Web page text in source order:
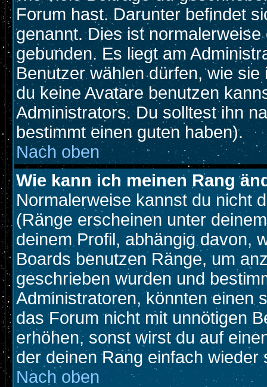
Forum hast. Darunter befindet
genannt. Dies ist
gebunden. Es liegt am
Benutzer wählen dürfen, wie
du keine Avatare benutzen
Administrators. Du solltest ihn
bestimmt einen guten haben).
Nach oben
Wie kann ich meinen Rang
Normalerweise kannst du nicht
(Ränge erscheinen unter
deinem Profil, abhängig davon,
Boards benutzen Ränge, um
geschrieben wurden und
Administratoren, könnten einen
das Forum nicht mit unnötigen
erhöhen, sonst wirst du auf
der deinen Rang einfach wieder
Nach oben